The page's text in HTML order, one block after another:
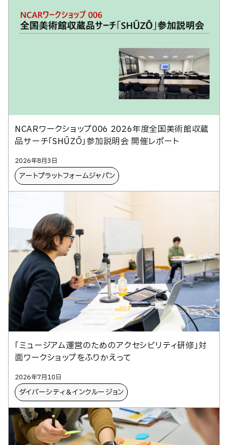
NCARワークショップ006 2026年度全国美術館収蔵
品サーチ「SHŪZŌ」参加説明会 開催レポート
2026年8月3日
アートプラットフォームジャパン
「ミュージアム運営のためのアクセシビリティ研修」対
面ワークショップをふりかえって
2026年7月10日
ダイバーシティ＆インクルージョン